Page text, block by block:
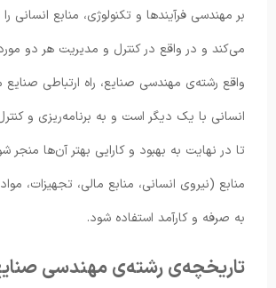
بر مهندسی فرآیندها و تکنولوژی، منابع انسانی
می‌کند و در واقع در کنترل و مدیریت هر دو
واقع رشته‌ی مهندسی صنایع، راه ارتباطی صنایع
انسانی با یک دیگر است و به برنامه‌ریزی و
تا در نهایت به بهبود و کارایی بهتر آن‌ها منجر
منابع (نیروی انسانی، منابع مالی، تجهیزات،
به صرفه و کارآمد استفاده شود.
تاریخچه‌ی رشته‌ی مهندسی